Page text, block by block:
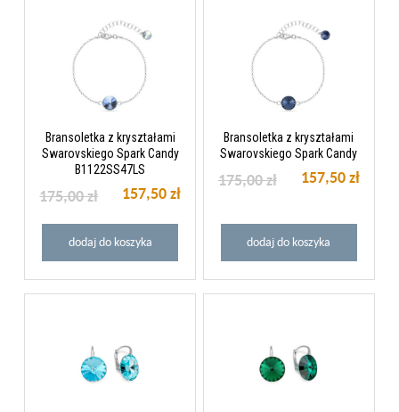
Bransoletka z kryształami
Swarovskiego Spark Candy
B1122SS47LS
157,50 zł
175,00 zł
dodaj do koszyka
Bransoletka z kryształami
Swarovskiego Spark Candy
157,50 zł
175,00 zł
dodaj do koszyka